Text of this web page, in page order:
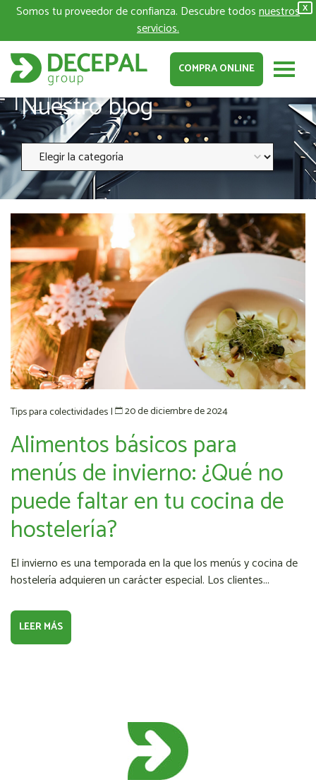
X
Somos tu proveedor de confianza. Descubre todosnuestros
servicios.
COMPRA ONLINE
Nuestro blog
Tips para colectividades| 20 de diciembre de 2024
Alimentos básicos para
menús de invierno: ¿Qué no
puede faltar en tu cocina de
hostelería?
El invierno es una temporada en la que los menús y cocina de
hostelería adquieren un carácter especial. Los clientes...
LEER MÁS